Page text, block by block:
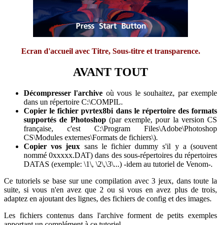
Ecran d'accueil avec Titre, Sous-titre et transparence.
AVANT TOUT
Décompresser l'archive où vous le souhaitez, par exemple
dans un répertoire C:\COMPIL.
Copier le fichier pvrtex8bi dans le répertoire des formats
supportés de Photoshop (par exemple, pour la version CS
française, c'est C:\Program Files\Adobe\Photoshop
CS\Modules externes\Formats de fichiers\).
Copier vos jeux sans le fichier dummy s'il y a (souvent
nommé 0xxxxx.DAT) dans des sous-répertoires du répertoires
DATAS (exemple: \1\, \2\,\3\...) -idem au tutoriel de Venom-.
Ce tutoriels se base sur une compilation avec 3 jeux, dans toute la
suite, si vous n'en avez que 2 ou si vous en avez plus de trois,
adaptez en ajoutant des lignes, des fichiers de config et des images.
Les fichiers contenus dans l'archive forment de petits exemples